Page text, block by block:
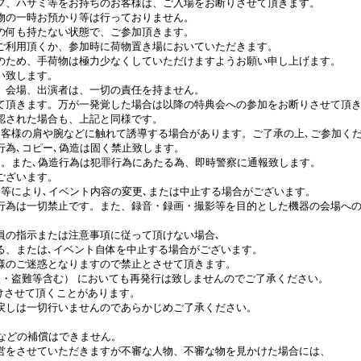
ハサミ等をお持ちのお客様は、ご入場をお断りさせて頂きます。
一時お預かり等は行っておりません。
も持たない状態で、ご参加頂きます。
用頂くか、参加時に荷物置き場においていただきます。
め、手荷物は極力少なくしていただけますようお願い申し上げます。
します。
場、出演者は、一切の責任を持ません。
きます。万が一発覚した場合は以降の特典会への参加をお断りさせて頂
れた場合も、上記と同様です。
様の肩や腕などに触れて誘導する場合があります。ご了承の上､ご参加く
､コピー､偽造は固く禁止致します。
また､偽造行為は犯罪行為にあたる為、即時警察に通報致します。
います。
により､イベント内容の変更､または中止する場合がございます。
は一切禁止です。また、録音・録画・撮影等を目的とした機器の会場への
指示または注意事項に従って頂けない場合､
または､イベント自体を中止する場合がございます。
ご迷惑となりますので禁止とさせて頂きます。
盗難等含む） においても再発行は致しませんのでご了承ください。
せて頂くことがあります。
は一切行いませんのであらかじめご了承ください。
の補償はできません。
させていただきますが不審な人物、不審な物を見かけた場合には、